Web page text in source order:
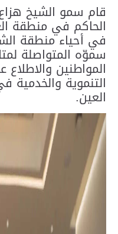
قام سمو الشيخ
الحاكم في منطقة
في أحياء منطقة
سموّه المتواصلة
المواطنين
التنموية
العين.